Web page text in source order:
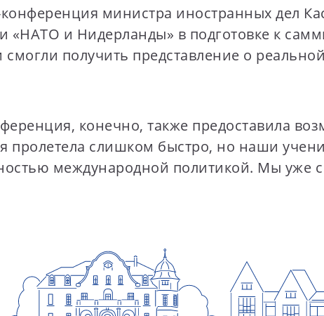
министра иностранных дел
«НАТО и Нидерланды» в подготовке к
получить представление о
конечно, также предоставила
пролетела слишком быстро, но наши
международной политикой. Мы уже